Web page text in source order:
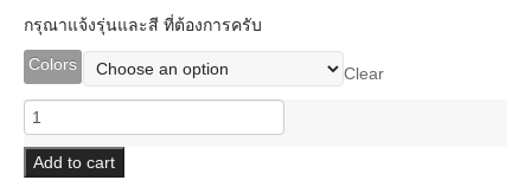
กรุณาแจ้งรุ่นและสี ที่ต้องการครับ
Colors
Clear
Gretsch
Jim
Dandy
Concert
Add to cart